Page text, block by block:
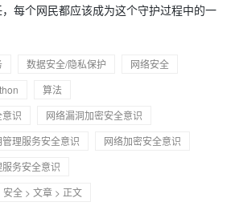
每个网民都应该成为这个守护过程中的一
数据安全/隐私保护
网络安全
算法
识
网络漏洞加密安全意识
理服务安全意识
网络加密安全意识
务安全意识
安全 > 文章 > 正文